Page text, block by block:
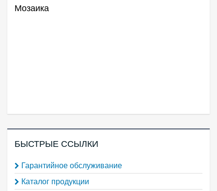
Мозаика
БЫСТРЫЕ ССЫЛКИ
Гарантийное обслуживание
Каталог продукции